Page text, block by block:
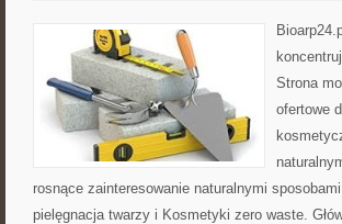
Strona
ofertowe
rosnące zainteresowanie naturalnymi
pielęgnacja twarzy i Kosmetyki zero waste.